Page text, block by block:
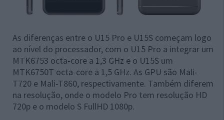
As diferenças entre o U15 Pro e U15S começam logo
ao nível do processador, com o U15 Pro a integrar um
MTK6753 octa-core a 1,3 GHz e o U15S um
MTK6750T octa-core a 1,5 GHz. As GPU são Mali-
T720 e Mali-T860, respectivamente. Também diferem
na resolução, onde o modelo Pro tem resolução HD
720p e o modelo S FullHD 1080p.